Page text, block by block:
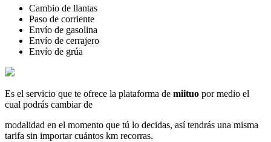
Cambio de llantas
Paso de corriente
Envío de gasolina
Envío de cerrajero
Envío de grúa
Es el servicio que te ofrece la plataforma de miituo por medio el
cual podrás cambiar de
modalidad en el momento que tú lo decidas, así tendrás una misma
tarifa sin importar cuántos km recorras.